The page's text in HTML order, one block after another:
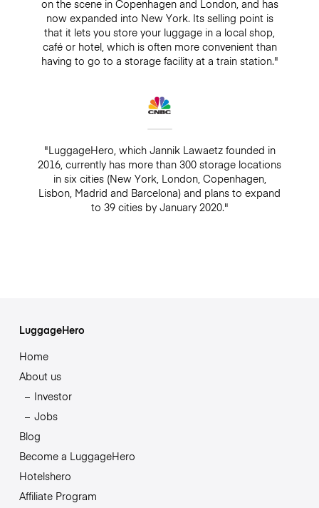
on the scene in Copenhagen and London, and has
now expanded into New York. Its selling point is
that it lets you store your luggage in a local shop,
café or hotel, which is often more convenient than
having to go to a storage facility at a train station."
"LuggageHero, which Jannik Lawaetz founded in
2016, currently has more than 300 storage locations
in six cities (New York, London, Copenhagen,
Lisbon, Madrid and Barcelona) and plans to expand
to 39 cities by January 2020."
LuggageHero
Home
About us
Investor
Jobs
Blog
Become a LuggageHero
Hotelshero
Affiliate Program